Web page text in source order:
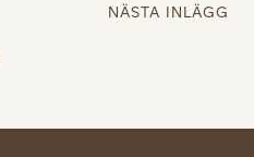
NÄSTA INLÄGG